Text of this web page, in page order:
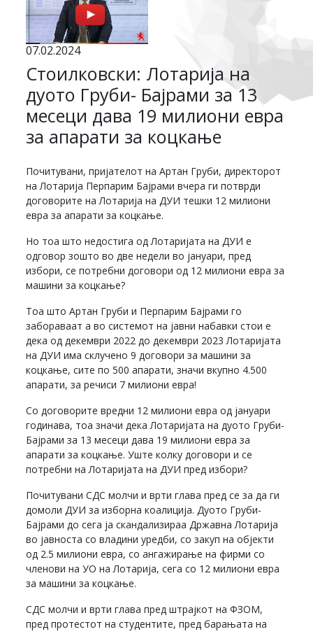
07.02.2024
Стоилковски: Лотарија на
дуото Груби- Бајрами за 13
месеци дава 19 милиони евра
за апарати за коцкање
Почитувани, пријателот на Артан Груби, директорот
на Лотарија Перпарим Бајрами вчера ги потврди
договорите на Лотарија на ДУИ тешки 12 милиони
евра за апарати за коцкање.
Но тоа што недостига од Лотаријата на ДУИ е
одговор зошто во две недели во јануари, пред
избори, се потребни договори од 12 милиони евра за
машини за коцкање?
Тоа што Артан Груби и Перпарим Бајрами го
забораваат а во системот на јавни набавки стои е
дека од декември 2022 до декември 2023 Лотаријата
на ДУИ има склучено 9 договори за машини за
коцкање, сите по 500 апарати, значи вкупно 4.500
апарати, за речиси 7 милиони евра!
Со договорите вредни 12 милиони евра од јануари
годинава, тоа значи дека Лотаријата на дуото Груби-
Бајрами за 13 месеци дава 19 милиони евра за
апарати за коцкање. Уште колку договори и се
потребни на Лотаријата на ДУИ пред избори?
Почитувани СДС молчи и врти глава пред се за да ги
домоли ДУИ за изборна коалиција. Дуото Груби-
Бајрами до сега ја скандализираа Државна Лотарија
во јавноста со владини уредби, со закуп на објекти
од 2.5 милиони евра, со ангажирање на фирми со
членови на УО на Лотарија, сега со 12 милиони евра
за машини за коцкање.
СДС молчи и врти глава пред штрајкот на ФЗОМ,
пред протестот на студентите, пред барањата на